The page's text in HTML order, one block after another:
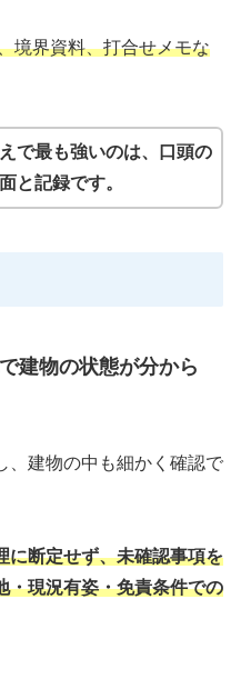
境界資料、打合せメモな
で最も強いのは、
口頭の
と記録です。
建物の状態が分から
、建物の中も細かく確認で
に断定せず、未確認事項を
・現況有姿・免責条件での